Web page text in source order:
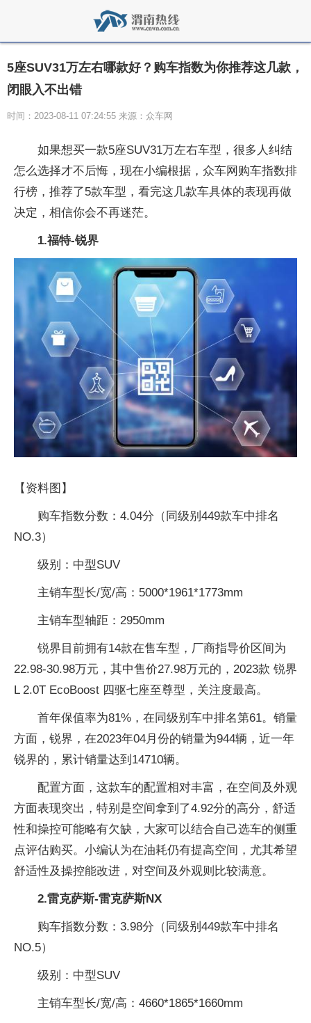
5座SUV31万左右哪款好？购车指数为你推荐这几款，
闭眼入不出错
时间：2023-08-11 07:24:55 来源：众车网
如果想买一款5座SUV31万左右车型，很多人纠结
怎么选择才不后悔，现在小编根据，众车网购车指数排
行榜，推荐了5款车型，看完这几款车具体的表现再做
决定，相信你会不再迷茫。
1.福特-锐界
【资料图】
购车指数分数：4.04分（同级别449款车中排名
NO.3）
级别：中型SUV
主销车型长/宽/高：5000*1961*1773mm
主销车型轴距：2950mm
锐界目前拥有14款在售车型，厂商指导价区间为
22.98-30.98万元，其中售价27.98万元的，2023款 锐界
L 2.0T EcoBoost 四驱七座至尊型，关注度最高。
首年保值率为81%，在同级别车中排名第61。销量
方面，锐界，在2023年04月份的销量为944辆，近一年
锐界的，累计销量达到14710辆。
配置方面，这款车的配置相对丰富，在空间及外观
方面表现突出，特别是空间拿到了4.92分的高分，舒适
性和操控可能略有欠缺，大家可以结合自己选车的侧重
点评估购买。小编认为在油耗仍有提高空间，尤其希望
舒适性及操控能改进，对空间及外观则比较满意。
2.雷克萨斯-雷克萨斯NX
购车指数分数：3.98分（同级别449款车中排名
NO.5）
级别：中型SUV
主销车型长/宽/高：4660*1865*1660mm